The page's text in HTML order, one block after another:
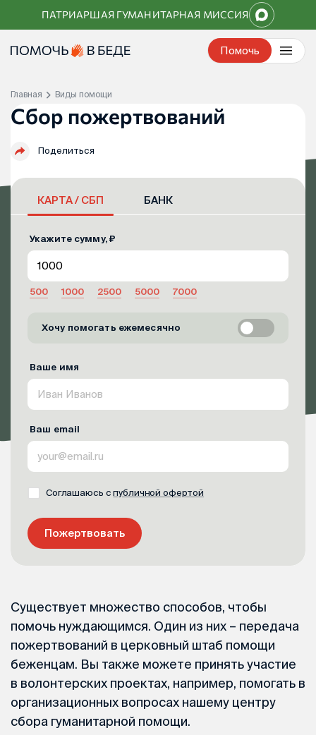
Перейти
к
контенту
ПАТРИАРШАЯ ГУМАНИТАРНАЯ МИССИЯ
Помочь
Главная Виды помощи
Сбор пожертвований
Поделиться
КАРТА / СБП БАНК
Укажите сумму, ₽
500 1000 2500 5000 7000
Хочу помогать ежемесячно
Ваше имя
Ваш email
Соглашаюсь спубличной офертой
Пожертвовать
Существует множество способов, чтобы
помочь нуждающимся. Один из них – передача
пожертвований в церковный штаб помощи
беженцам. Вы также можете принять участие
в волонтерских проектах, например, помогать в
организационных вопросах нашему центру
сбора гуманитарной помощи.